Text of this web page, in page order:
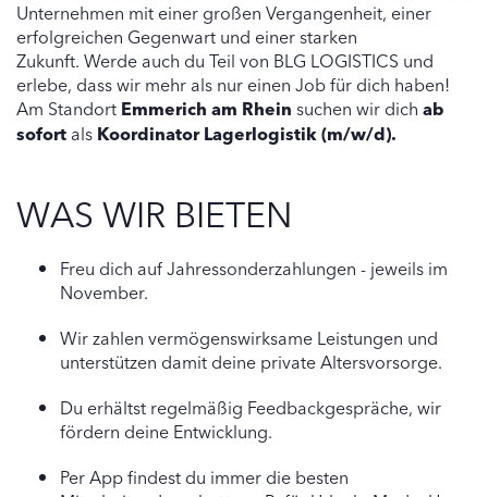
Unternehmen mit einer großen Vergangenheit, einer
erfolgreichen Gegenwart und einer starken
Zukunft. Werde auch du Teil von BLG LOGISTICS und
erlebe, dass wir mehr als nur einen Job für dich haben!
Am Standort Emmerich am Rhein suchen wir dich ab
sofort als Koordinator Lagerlogistik (m/w/d).
WAS WIR BIETEN
Freu dich auf Jahressonderzahlungen - jeweils im
November.
Wir zahlen vermögenswirksame Leistungen und
unterstützen damit deine private Altersvorsorge.
Du erhältst regelmäßig Feedbackgespräche, wir
fördern deine Entwicklung.
Per App findest du immer die besten